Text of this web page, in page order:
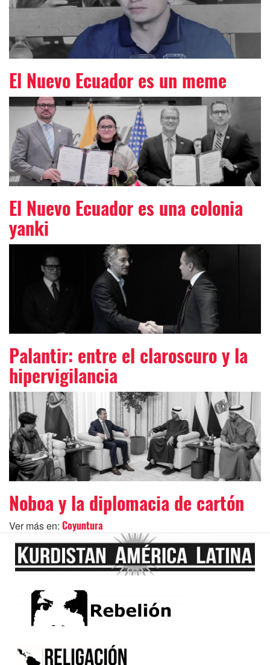
El Nuevo Ecuador es un meme
El Nuevo Ecuador es una colonia
yanki
Palantir: entre el claroscuro y la
hipervigilancia
Noboa y la diplomacia de cartón
Ver más en: Coyuntura